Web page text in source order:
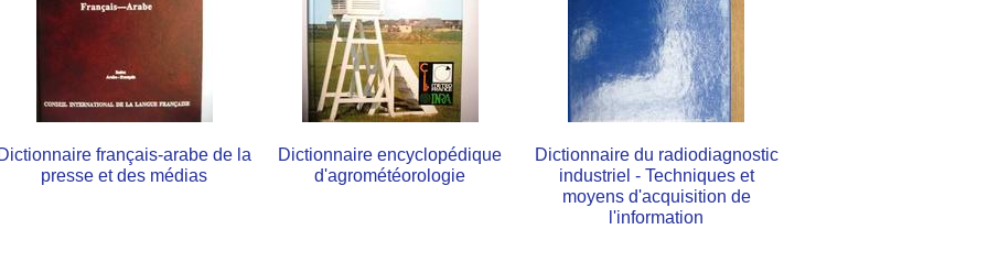
Dictionnaire français-arabe de la
presse et des médias
Dictionnaire encyclopédique
d'agrométéorologie
Dictionnaire du radiodiagnostic
industriel - Techniques et
moyens d'acquisition de
l'information